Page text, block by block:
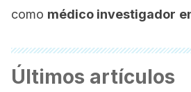
como médico investigador
Últimos artículos